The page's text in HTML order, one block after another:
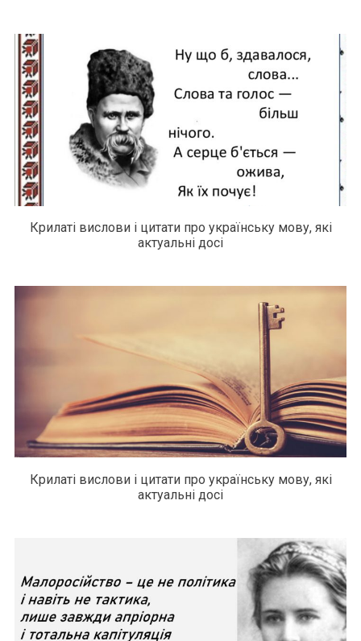
Крилаті вислови і цитати про українську мову, які
актуальні досі
Крилаті вислови і цитати про українську мову, які
актуальні досі